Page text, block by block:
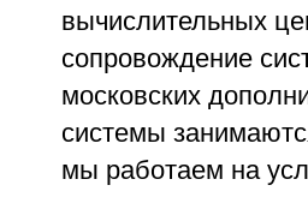
вычислительных
сопровождение
московских
системы
мы работаем на